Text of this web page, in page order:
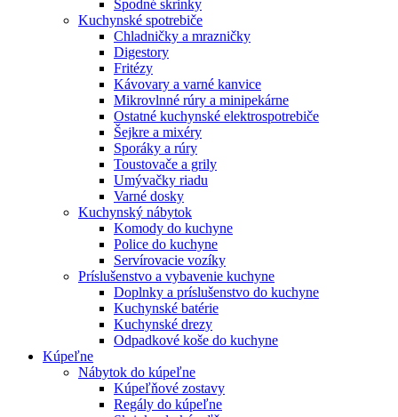
Spodné skrinky
Kuchynské spotrebiče
Chladničky a mrazničky
Digestory
Fritézy
Kávovary a varné kanvice
Mikrovlnné rúry a minipekárne
Ostatné kuchynské elektrospotrebiče
Šejkre a mixéry
Sporáky a rúry
Toustovače a grily
Umývačky riadu
Varné dosky
Kuchynský nábytok
Komody do kuchyne
Police do kuchyne
Servírovacie vozíky
Príslušenstvo a vybavenie kuchyne
Doplnky a príslušenstvo do kuchyne
Kuchynské batérie
Kuchynské drezy
Odpadkové koše do kuchyne
Kúpeľne
Nábytok do kúpeľne
Kúpeľňové zostavy
Regály do kúpeľne